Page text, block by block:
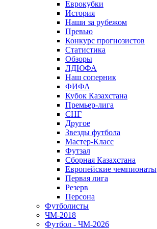
Еврокубки
История
Наши за рубежом
Превью
Конкурс прогнозистов
Статистика
Обзоры
ЛДЮФА
Наш соперник
ФИФА
Кубок Казахстана
Премьер-лига
СНГ
Другое
Звезды футбола
Мастер-Класс
Футзал
Сборная Казахстана
Европейские чемпионаты
Первая лига
Резерв
Персона
Футболисты
ЧМ-2018
Футбол - ЧМ-2026